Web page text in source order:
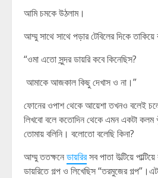
আমি চমকে উঠলাম।
আম্মু সাথে সাথে পড়ার টেবিলের দিকে
“ওমা এতো সুন্দর ডায়রি কবে কিনেছিস?
আমাকে আজকাল কিছু দেখাস ও না।”
ফোনের ওপাশ থেকে আয়েশা তখনও বলেই
লিখবো বলে কতোদিন থেকে এমন একটা
তোমায় বলিনি। বলোতো বলেছি কিনা?
আম্মু ততক্ষনেডায়রিরসব পাতা উল্টিয়ে
ডায়রিতে গল্প ও লিখেছিস “তরমুজের